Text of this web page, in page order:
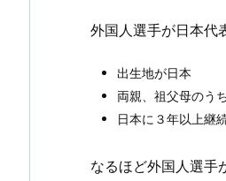
外国人選手が日本代
出生地が日本
両親、祖父母のう
日本に３年以上継
なるほど外国人選手